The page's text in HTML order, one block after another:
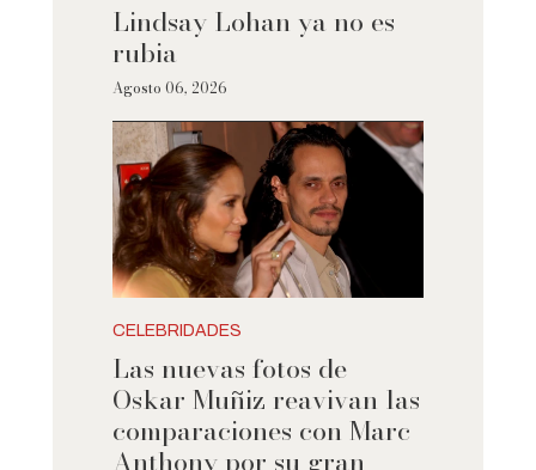
Lindsay Lohan ya no es
rubia
Agosto 06, 2026
CELEBRIDADES
Las nuevas fotos de
Oskar Muñiz reavivan las
comparaciones con Marc
Anthony por su gran